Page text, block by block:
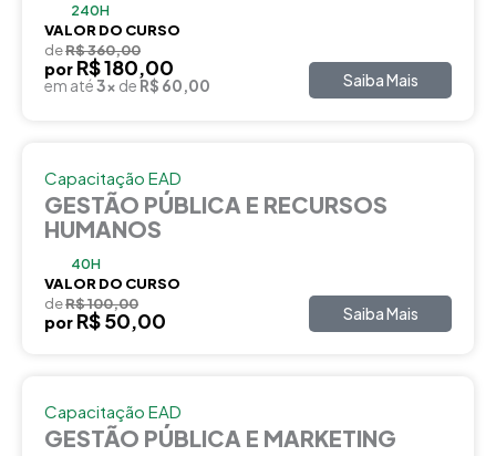
240H
VALOR DO CURSO
deR$ 360,00
por R$ 180,00
em até3x de R$ 60,00 Saiba Mais
Capacitação EAD
GESTÃO PÚBLICA E RECURSOS
HUMANOS
40H
VALOR DO CURSO
deR$ 100,00
por R$ 50,00 Saiba Mais
Capacitação EAD
GESTÃO PÚBLICA E MARKETING